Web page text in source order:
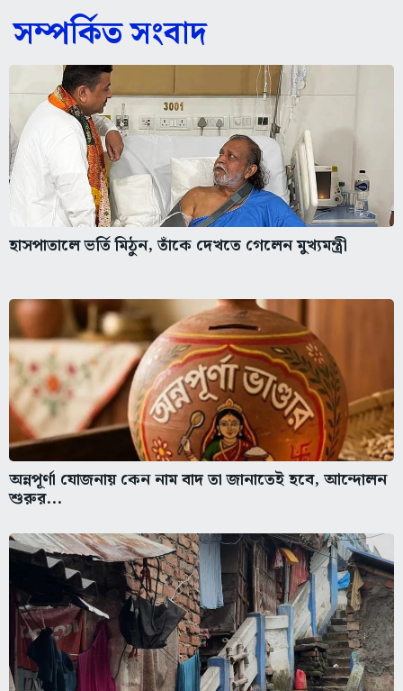
সম্পর্কিত সংবাদ
হাসপাতালে ভর্তি মিঠুন, তাঁকে দেখতে গেলেন মুখ্যমন্ত্রী
অন্নপূর্ণা যোজনায় কেন নাম বাদ তা জানাতেই হবে, আন্দোলন
শুরুর...